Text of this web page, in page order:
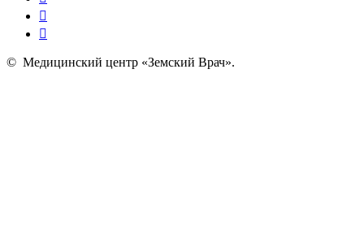
© Медицинский центр «Земский Врач».